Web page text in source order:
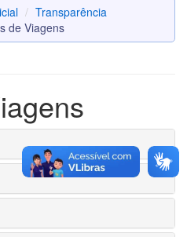
Transparência
de Viagens